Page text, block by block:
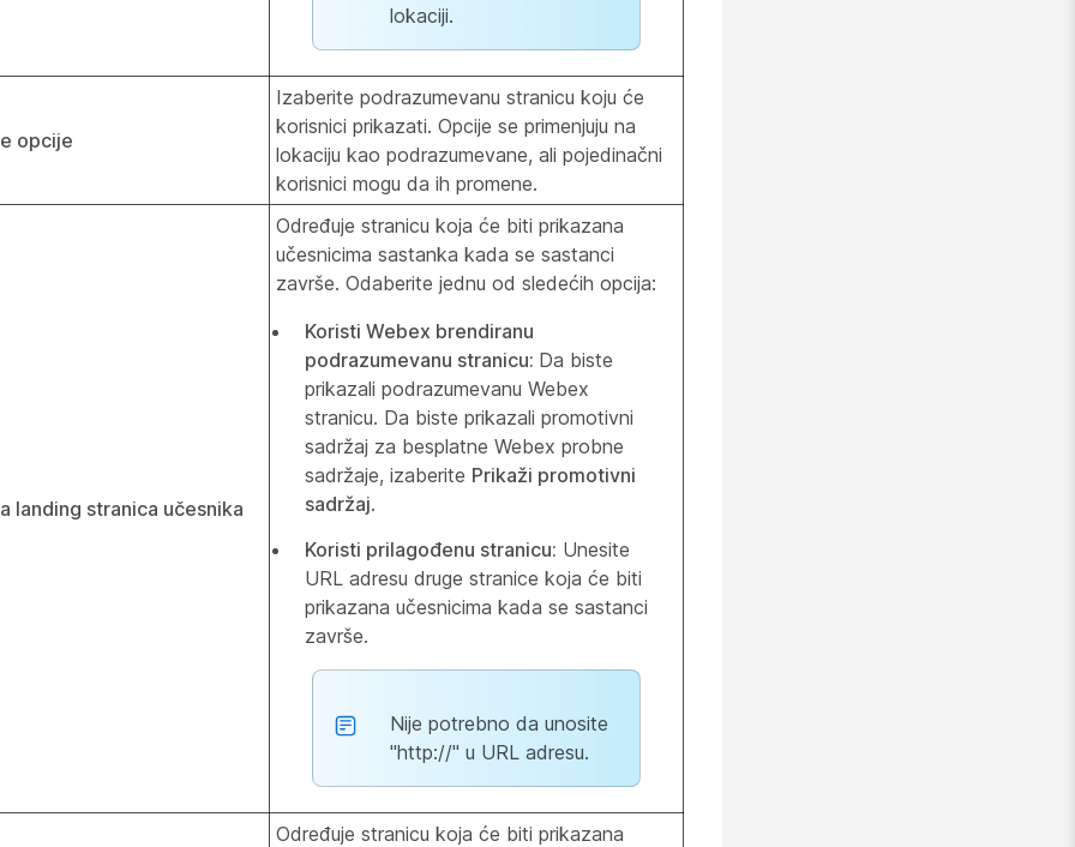
lokaciji.
opcije
Izaberite podrazumevanu stranicu koju će
korisnici prikazati. Opcije se primenjuju na
lokaciju kao podrazumevane, ali pojedinačni
korisnici mogu da ih promene.
landing stranica učesnika
Određuje stranicu koja će biti prikazana
učesnicima sastanka kada se sastanci
završe. Odaberite jednu od sledećih opcija:
Koristi Webex brendiranu
podrazumevanu stranicu: Da biste
prikazali podrazumevanu Webex
stranicu. Da biste prikazali promotivni
sadržaj za besplatne Webex probne
sadržaje, izaberite Prikaži promotivni
sadržaj.
Koristi prilagođenu stranicu: Unesite
URL adresu druge stranice koja će biti
prikazana učesnicima kada se sastanci
završe.
Nije potrebno da unosite
"http://" u URL adresu.
Određuje stranicu koja će biti prikazana